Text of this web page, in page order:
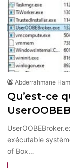
Abderrahmane
Qu’est-ce
exécutable
of Box…